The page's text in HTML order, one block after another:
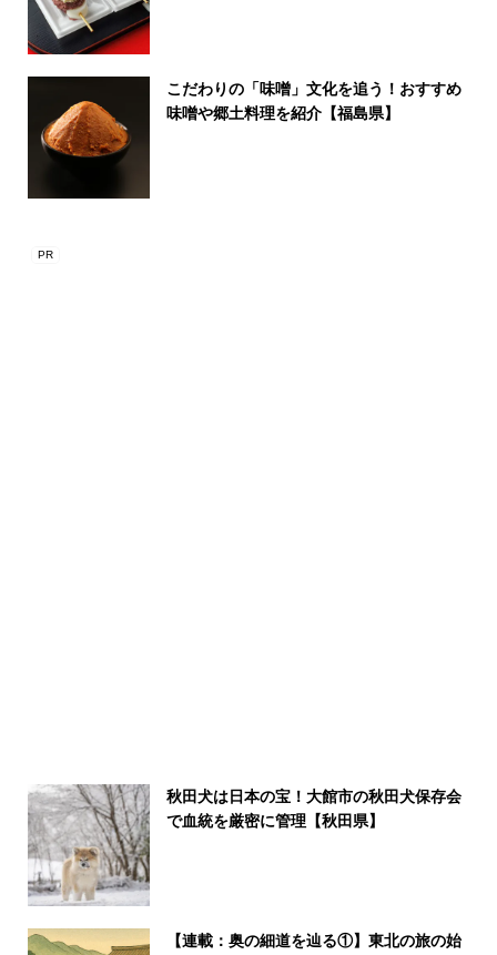
こだわりの「味噌」文化を追う！おすすめ
味噌や郷土料理を紹介【福島県】
秋田犬は日本の宝！大館市の秋田犬保存会
で血統を厳密に管理【秋田県】
【連載：奥の細道を辿る①】東北の旅の始